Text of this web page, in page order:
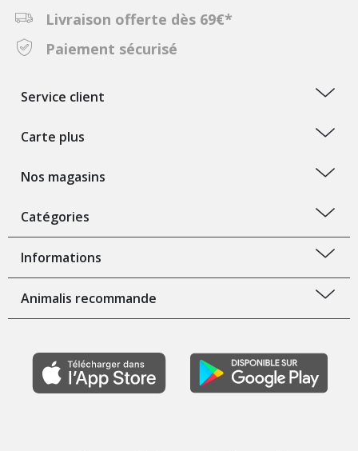
Livraison offerte dès 69€*
Paiement sécurisé
Service client
Carte plus
Nos magasins
Catégories
Informations
Animalis recommande